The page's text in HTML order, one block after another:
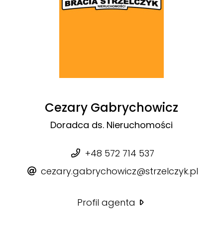
Cezary Gabrychowicz
Doradca ds. Nieruchomości
+48 572 714 537
cezary.gabrychowicz@strzelczyk.pl
Profil agenta